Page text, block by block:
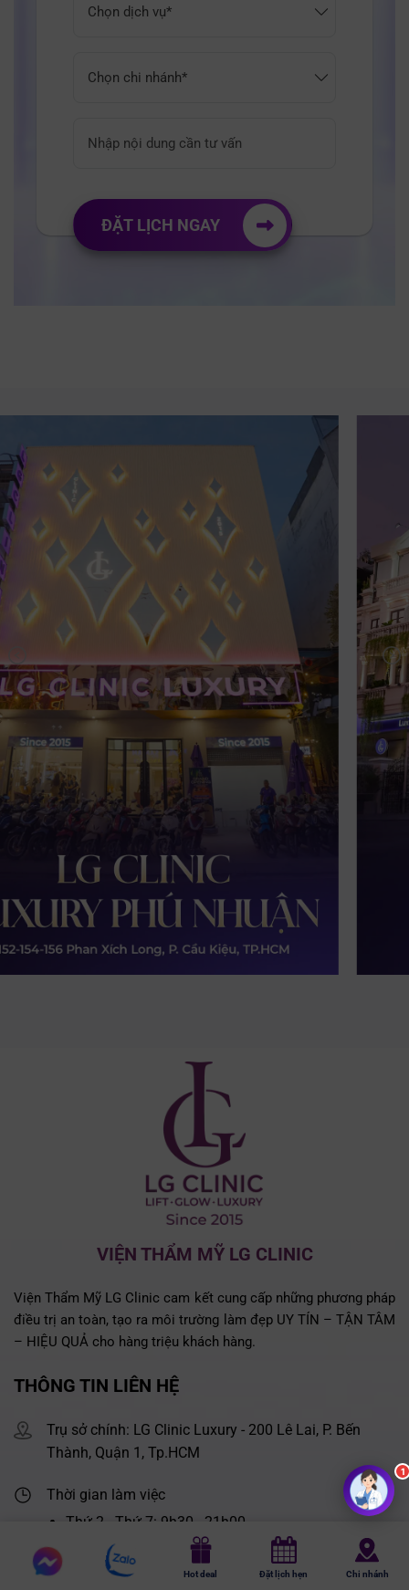
ĐẶT LỊCH NGAY
VIỆN THẨM MỸ LG CLINIC
Viện Thẩm Mỹ LG Clinic cam kết cung cấp những phương pháp
điều trị an toàn, tạo ra môi trường làm đẹp UY TÍN – TẬN TÂM
– HIỆU QUẢ cho hàng triệu khách hàng.
THÔNG TIN LIÊN HỆ
Trụ sở chính: LG Clinic Luxury - 200 Lê Lai, P. Bến
Thành, Quận 1, Tp.HCM
Thời gian làm việc
Thứ 2 - Thứ 7: 9h30 - 21h00
Chủ nhật: 9h00 - 20h00
Chat
messenger
Chat
Hot deal Đặt lịch hẹn Chi nhánh